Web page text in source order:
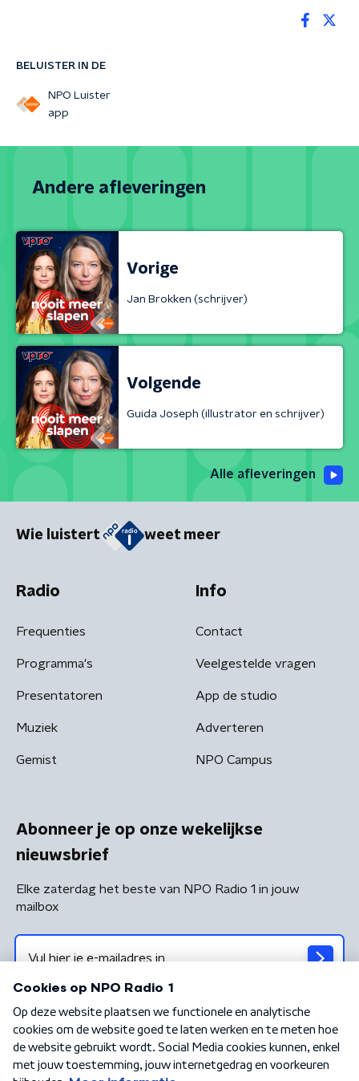
BELUISTER IN DE
NPO Luister
app
Andere afleveringen
Vorige
Jan Brokken (schrijver)
Volgende
Guida Joseph (illustrator en schrijver)
Alle afleveringen
Wie luistert weet meer
Radio
Frequenties
Programma's
Presentatoren
Muziek
Gemist
Info
Contact
Veelgestelde vragen
App de studio
Adverteren
NPO Campus
Abonneer je op onze wekelijkse
nieuwsbrief
Elke zaterdag het beste van NPO Radio 1 in jouw
mailbox
Algemene voorwaarden